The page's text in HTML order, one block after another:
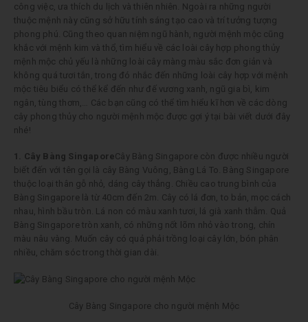
công việc, ưa thích du lịch và thiên nhiên. Ngoài ra những người
thuộc mệnh này cũng sở hữu tính sáng tạo cao và trí tưởng tượng
phong phú. Cũng theo quan niệm ngũ hành, người mệnh mộc cũng
khắc với mệnh kim và thổ, tìm hiểu về các loài cây hợp phong thủy
mệnh mộc chủ yếu là những loài cây màng màu sắc đơn giản và
không quá tươi tắn, trong đó nhắc đến những loài cây hợp với mệnh
mộc tiêu biểu có thể kể đến như đế vương xanh, ngũ gia bì, kim
ngân, tùng thơm,… Các bạn cũng có thể tìm hiểu kĩ hơn về các dòng
cây phong thủy cho người mệnh mộc được gợi ý tại bài viết dưới đây
nhé!
1. Cây Bàng SingaporeCây Bàng Singapore còn được nhiều người
biết đến với tên gọi là cây Bàng Vuông, Bàng Lá To. Bàng Singapore
thuộc loại thân gỗ nhỏ, dáng cây thẳng. Chiều cao trung bình của
Bàng Singapore là từ 40cm đến 2m. Cây có lá đơn, to bản, mọc cách
nhau, hình bầu tròn. Lá non có màu xanh tươi, lá già xanh thẫm. Quả
Bàng Singapore tròn xanh, có những nốt lõm nhỏ vào trong, chín
màu nâu vàng. Muốn cây có quả phải trồng loại cây lớn, bón phân
nhiều, chăm sóc trong thời gian dài.
Cây Bàng Singapore cho người mệnh Mộc